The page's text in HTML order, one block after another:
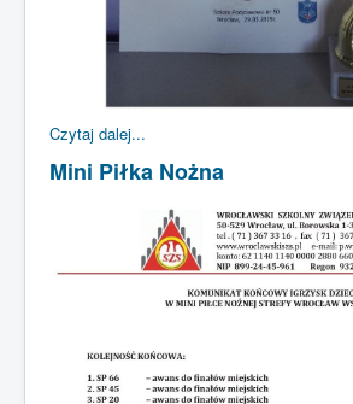
Czytaj dalej...
Mini Piłka Nożna